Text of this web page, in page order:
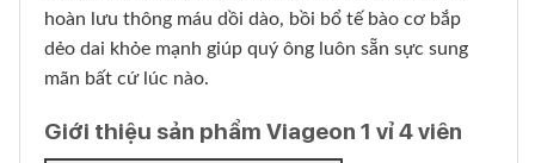
hoàn lưu thông máu dồi dào, bồi bổ tế bào cơ bắp
dẻo dai khỏe mạnh giúp quý ông luôn sẵn sực sung
mãn bất cứ lúc nào.
Giới thiệu sản phẩm Viageon 1 vỉ 4 viên